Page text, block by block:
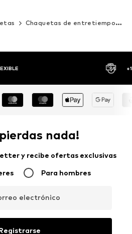
Chaquetas de entretiempo
nada!
y recibe ofertas exclusivas
Para hombres
electrónico